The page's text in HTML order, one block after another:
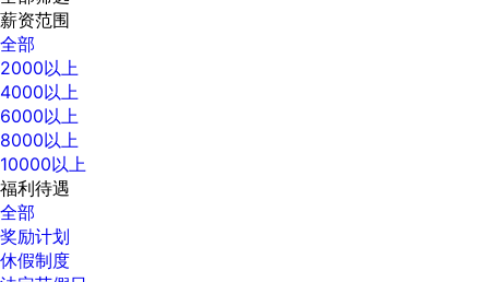
薪资范围
全部
2000以上
4000以上
6000以上
8000以上
10000以上
福利待遇
全部
奖励计划
休假制度